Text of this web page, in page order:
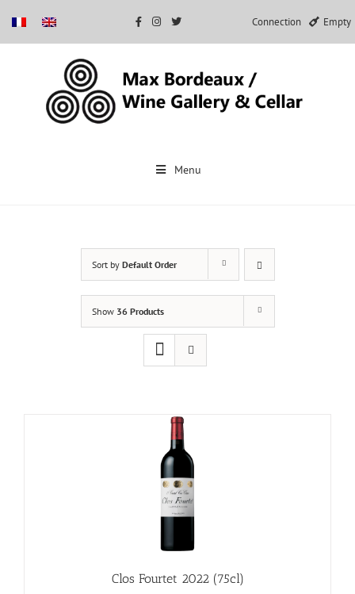
Connection Empty
Menu
Sort by Default Order
Show 36 Products
Clos Fourtet 2022 (75cl)